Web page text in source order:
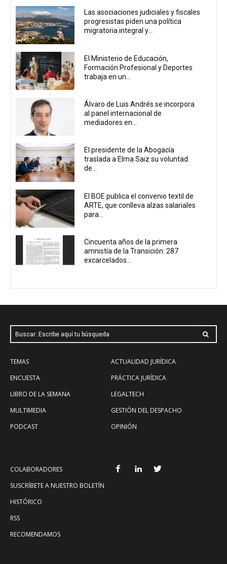
Las asociaciones judiciales y fiscales
progresistas piden una política
migratoria integral y...
El Ministerio de Educación,
Formación Profesional y Deportes
trabaja en un...
Álvaro de Luis Andrés se incorpora
al panel internacional de
mediadores en...
El presidente de la Abogacía
traslada a Elma Saiz su voluntad
de...
El BOE publica el convenio textil de
ARTE, que conlleva alzas salariales
para...
Cincuenta años de la primera
amnistía de la Transición: 287
excarcelados...
Buscar: Escribe aquí tu búsqueda
TEMAS
ENCUESTA
LIBRO DE LA SEMANA
MULTIMEDIA
PODCAST
ACTUALIDAD JURÍDICA
PRÁCTICA JURÍDICA
LEGALTECH
GESTIÓN DEL DESPACHO
OPINIÓN
COLABORADORES
SUSCRÍBETE A NUESTRO BOLETÍN
HISTÓRICO
RSS
RECOMENDAMOS